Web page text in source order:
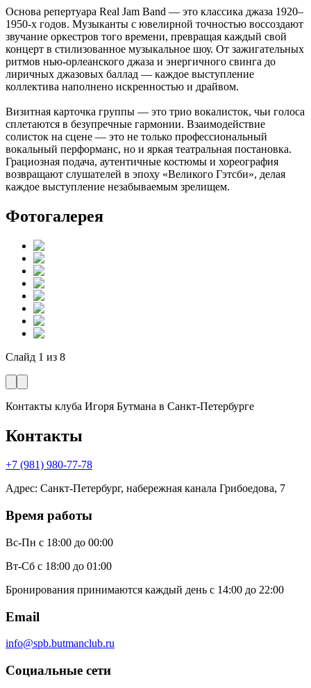
Основа репертуара Real Jam Band — это классика джаза 1920–
1950-х годов. Музыканты с ювелирной точностью воссоздают
звучание оркестров того времени, превращая каждый свой
концерт в стилизованное музыкальное шоу. От зажигательных
ритмов нью-орлеанского джаза и энергичного свинга до
лиричных джазовых баллад — каждое выступление
коллектива наполнено искренностью и драйвом.
Визитная карточка группы — это трио вокалисток, чьи голоса
сплетаются в безупречные гармонии. Взаимодействие
солисток на сцене — это не только профессиональный
вокальный перформанс, но и яркая театральная постановка.
Грациозная подача, аутентичные костюмы и хореография
возвращают слушателей в эпоху «Великого Гэтсби», делая
каждое выступление незабываемым зрелищем.
Фотогалерея
Слайд 1 из 8
Контакты клуба Игоря Бутмана в Санкт-Петербурге
Контакты
+7 (981) 980-77-78
Адрес: Санкт-Петербург, набережная канала Грибоедова, 7
Время работы
Вс-Пн с 18:00 до 00:00
Вт-Сб с 18:00 до 01:00
Бронирования принимаются каждый день с 14:00 до 22:00
Email
info@spb.butmanclub.ru
Социальные сети